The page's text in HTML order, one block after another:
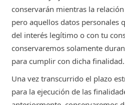
conservarán mientras la
pero aquellos datos personales
del interés legítimo o con tu
conservaremos solamente
para cumplir con dicha finalidad.
Una vez transcurrido el plazo
para la ejecución de las